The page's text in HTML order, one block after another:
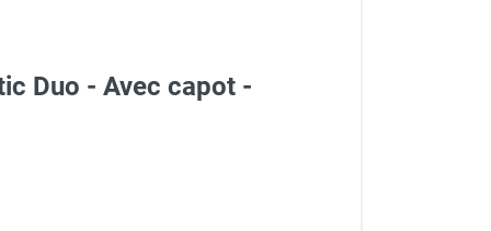
Duo - Avec capot -